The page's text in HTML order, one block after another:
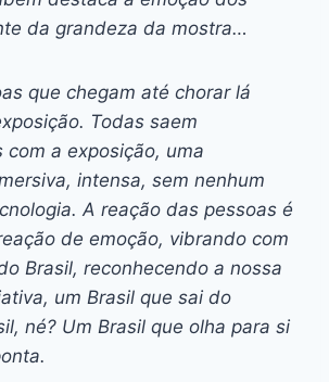
da grandeza da mostra…
que chegam até chorar lá
Todas saem
com a exposição, uma
intensa, sem nenhum
A reação das pessoas é
de emoção, vibrando com
Brasil, reconhecendo a nossa
um Brasil que sai do
né? Um Brasil que olha para si